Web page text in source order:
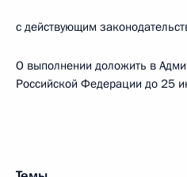
с действующим
О выполнении доложить в
Российской Федерации до 25